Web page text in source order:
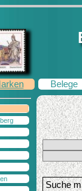
Belege
Suche